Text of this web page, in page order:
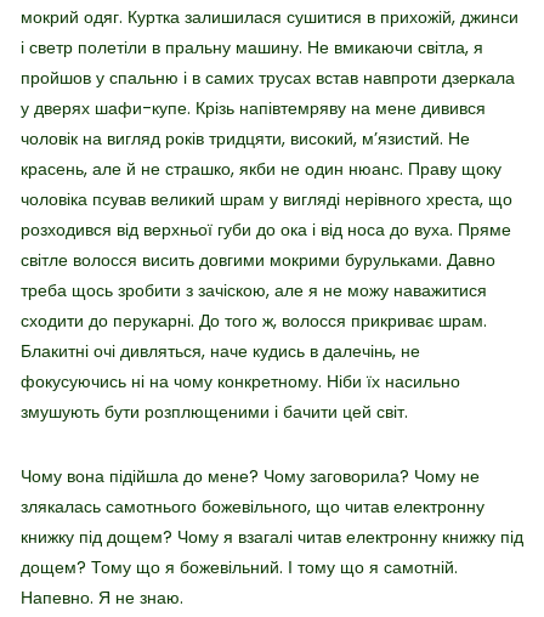
мокрий одяг. Куртка залишилася сушитися в прихожій, джинси
і светр полетіли в пральну машину. Не вмикаючи світла, я
пройшов у спальню і в самих трусах встав навпроти дзеркала
у дверях шафи-купе. Крізь напівтемряву на мене дивився
чоловік на вигляд років тридцяти, високий, м’язистий. Не
красень, але й не страшко, якби не один нюанс. Праву щоку
чоловіка псував великий шрам у вигляді нерівного хреста, що
розходився від верхньої губи до ока і від носа до вуха. Пряме
світле волосся висить довгими мокрими бурульками. Давно
треба щось зробити з зачіскою, але я не можу наважитися
сходити до перукарні. До того ж, волосся прикриває шрам.
Блакитні очі дивляться, наче кудись в далечінь, не
фокусуючись ні на чому конкретному. Ніби їх насильно
змушують бути розплющеними і бачити цей світ.
Чому вона підійшла до мене? Чому заговорила? Чому не
злякалась самотнього божевільного, що читав електронну
книжку під дощем? Чому я взагалі читав електронну книжку під
дощем? Тому що я божевільний. І тому що я самотній.
Напевно. Я не знаю.